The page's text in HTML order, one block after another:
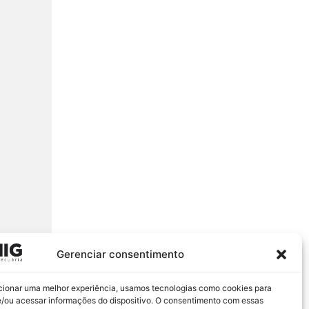
Gerenciar consentimento
uma melhor experiência, usamos tecnologias como cookies para
ou acessar informações do dispositivo. O consentimento com essas